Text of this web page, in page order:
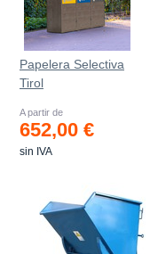
Papelera Selectiva
Tirol
A partir de
652,00 €
sin IVA